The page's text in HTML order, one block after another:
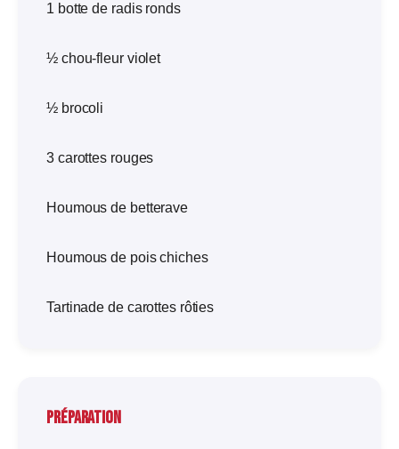
1 botte de radis ronds
½ chou-fleur violet
½ brocoli
3 carottes rouges
Houmous de betterave
Houmous de pois chiches
Tartinade de carottes rôties
Préparation